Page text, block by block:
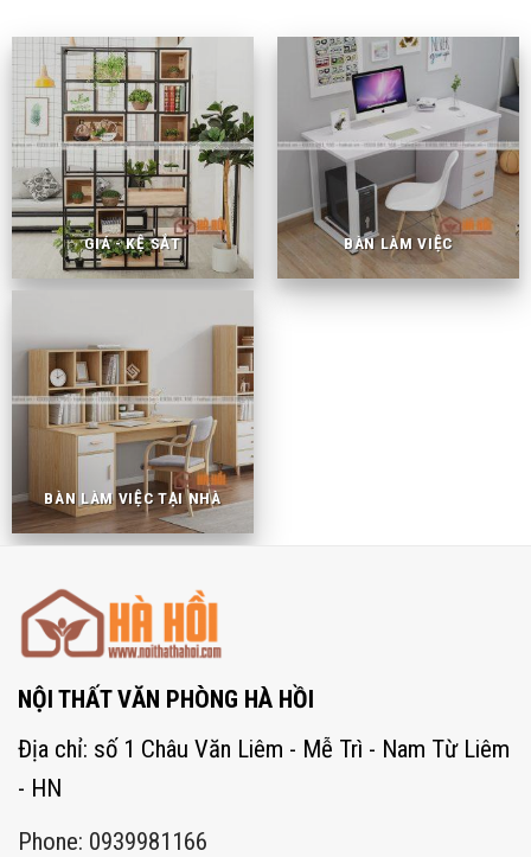
GIÁ - KỆ SẮT BÀN LÀM VIỆC
BÀN LÀM VIỆC TẠI NHÀ
NỘI THẤT VĂN PHÒNG HÀ HỒI
Địa chỉ: số 1 Châu Văn Liêm - Mễ Trì - Nam Từ Liêm
- HN
Phone: 0939981166